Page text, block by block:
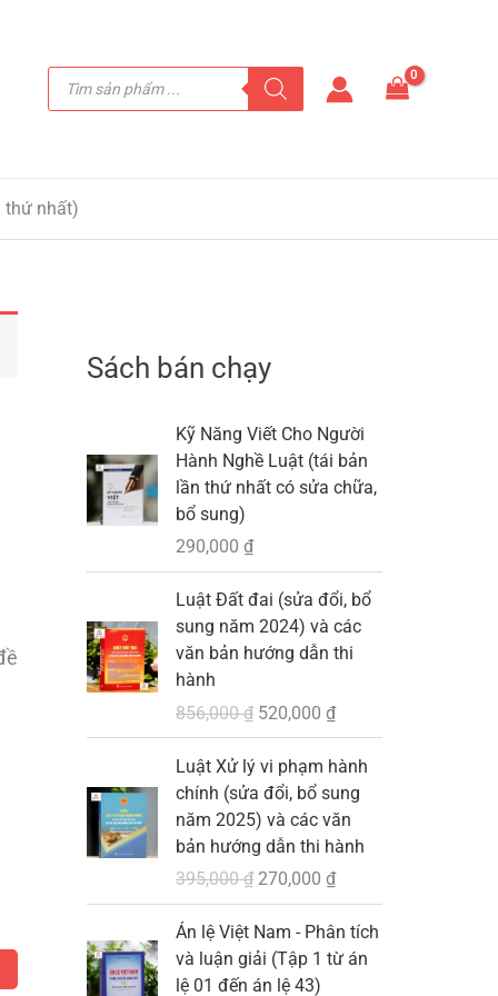
Tìm
kiếm
sản
thứ nhất)
Sách bán chạy
Kỹ Năng Viết Cho Người
Hành Nghề Luật (tái bản
lần thứ nhất có sửa chữa,
bổ sung)
290,000 ₫
Luật Đất đai (sửa đổi, bổ
sung năm 2024) và các
văn bản hướng dẫn thi
hành
856,000₫
G
c
à
:
8
5
6
,
0
0
0
520,000 ₫
G
á
ệ
t
ạ
i
l
à
:
5
2
Luật Xử lý vi phạm hành
chính (sửa đổi, bổ sung
năm 2025) và các văn
bản hướng dẫn thi hành
395,000₫
á
g
ố
c
à
:
270,000 ₫
G
á
h
ệ
t
ạ
Án lệ Việt Nam - Phân tích
và luận giải (Tập 1 từ án
lệ 01 đến án lệ 43)
G
i
á
i